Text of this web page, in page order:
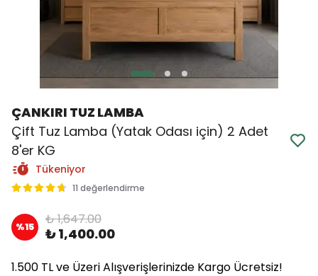
ÇANKIRI TUZ LAMBA
Çift Tuz Lamba (Yatak Odası için) 2 Adet
8'er KG
Tükeniyor
11 değerlendirme
%15 ₺ 1,647.00
₺ 1,400.00
1.500 TL ve Üzeri Alışverişlerinizde Kargo Ücretsiz!